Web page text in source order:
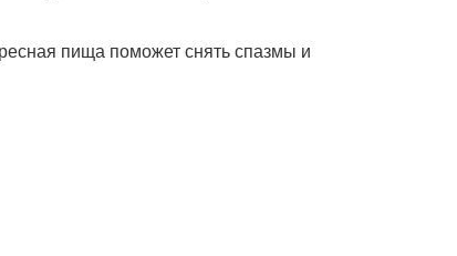
пища поможет снять спазмы и